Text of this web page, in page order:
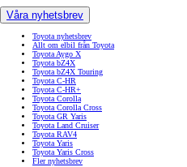
Våra nyhetsbrev
Toyota nyhetsbrev
Allt om elbil från Toyota
Toyota Aygo X
Toyota bZ4X
Toyota bZ4X Touring
Toyota C-HR
Toyota C-HR+
Toyota Corolla
Toyota Corolla Cross
Toyota GR Yaris
Toyota Land Cruiser
Toyota RAV4
Toyota Yaris
Toyota Yaris Cross
Fler nyhetsbrev